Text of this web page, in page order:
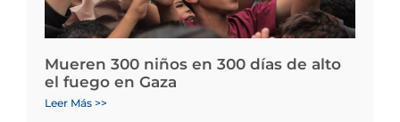
Mueren 300 niños en 300 días de alto
el fuego en Gaza
Leer Más >>